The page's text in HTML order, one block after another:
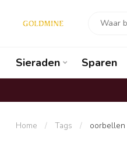
Sieraden Sparen
Home / Tags / oorbellen